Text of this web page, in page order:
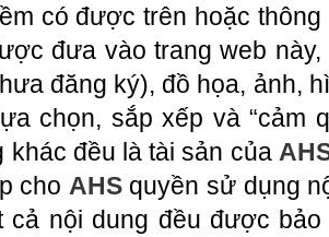
có được trên hoặc
đưa vào trang web
đăng ký), đồ họa, ảnh,
chọn, sắp xếp và “cảm
khác đều là tài sản của
cho AHSquyền sử dụng
cả nội dung đều được